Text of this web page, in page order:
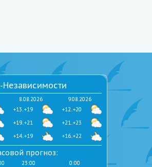
Независимости
8.08.2026
+13..+19
+19..+21
+14..+19
9.08.2026
+12..+20
+21..+23
+16..+22
прогноз:
23:00 0:00 1:00